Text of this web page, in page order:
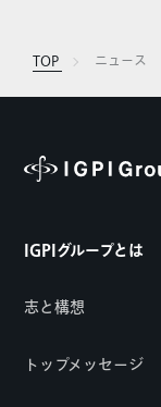
TOP ニュース
IGPIグループとは
志と構想
トップメッセージ